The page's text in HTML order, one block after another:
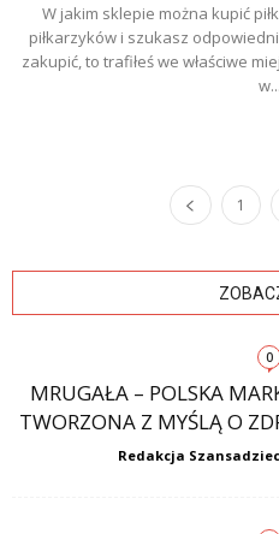
W jakim sklepie można kupić
piłkarzyków i szukasz
zakupić, to trafiłeś we właściwe
w...
1
0
MRUGAŁA – POLSKA
TWORZONA Z MYŚLĄ O
Redakcja